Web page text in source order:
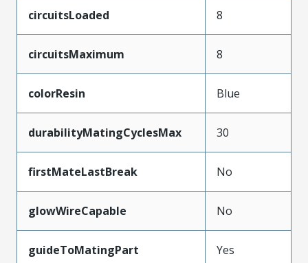
circuitsLoaded 8
circuitsMaximum 8
colorResin Blue
durabilityMatingCyclesMax 30
firstMateLastBreak No
glowWireCapable No
guideToMatingPart Yes